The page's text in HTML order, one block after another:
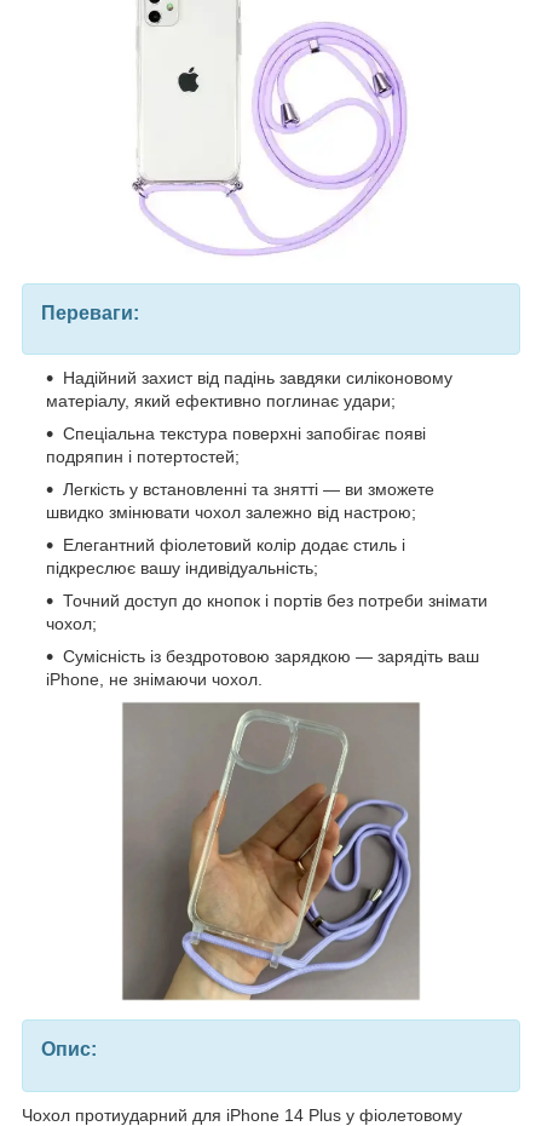
Переваги:
Надійний захист від падінь завдяки силіконовому
матеріалу, який ефективно поглинає удари;
Спеціальна текстура поверхні запобігає появі
подряпин і потертостей;
Легкість у встановленні та знятті — ви зможете
швидко змінювати чохол залежно від настрою;
Елегантний фіолетовий колір додає стиль і
підкреслює вашу індивідуальність;
Точний доступ до кнопок і портів без потреби знімати
чохол;
Сумісність із бездротовою зарядкою — зарядіть ваш
iPhone, не знімаючи чохол.
Опис:
Чохол протиударний для iPhone 14 Plus у фіолетовому